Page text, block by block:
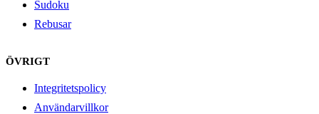
Sudoku
Rebusar
ÖVRIGT
Integritetspolicy
Användarvillkor